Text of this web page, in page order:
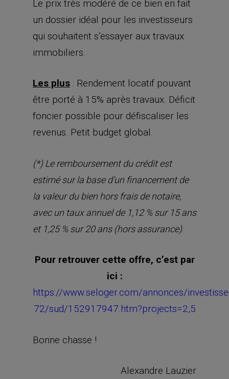
Le prix très modéré de ce bien en fait
un dossier idéal pour les investisseurs
qui souhaitent s’essayer aux travaux
immobiliers.
Les plus : Rendement locatif pouvant
être porté à 15% après travaux. Déficit
foncier possible pour défiscaliser les
revenus. Petit budget global.
(*) Le remboursement du crédit est
estimé sur la base d’un financement de
la valeur du bien hors frais de notaire,
avec un taux annuel de 1,12 % sur 15 ans
et 1,25 % sur 20 ans (hors assurance).
Pour retrouver cette offre, c’est par
ici :
https://www.seloger.com/annonces/
72/sud/152917947.htm?projects=2,5
Bonne chasse !
Alexandre Lauzier